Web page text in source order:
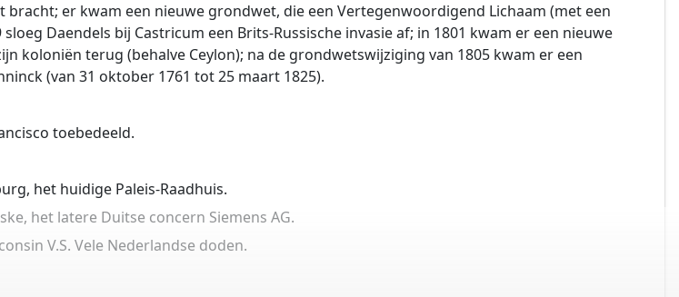
er kwam een nieuwe grondwet, die een Vertegenwoordigend Lichaam (met een
Daendels bij Castricum een Brits-Russische invasie af; in 1801 kwam er een nieuwe
koloniën terug (behalve Ceylon); na de grondwetswijziging van 1805 kwam er een
(van 31 oktober 1761 tot 25 maart 1825).
toebedeeld.
het huidige Paleis-Raadhuis.
het latere Duitse concern Siemens AG.
V.S. Vele Nederlandse doden.